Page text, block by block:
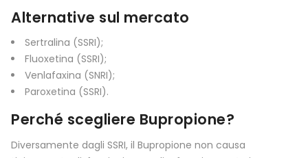
Alternative sul mercato
Sertralina (SSRI);
Fluoxetina (SSRI);
Venlafaxina (SNRI);
Paroxetina (SSRI).
Perché scegliere Bupropione?
Diversamente dagli SSRI, il Bupropione non causa